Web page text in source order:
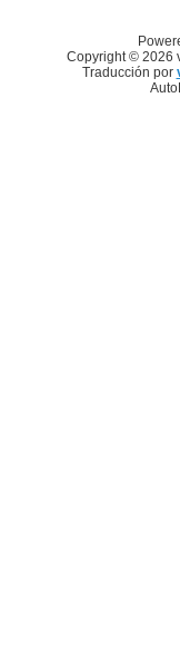
Copyright © 2026
Traducción por